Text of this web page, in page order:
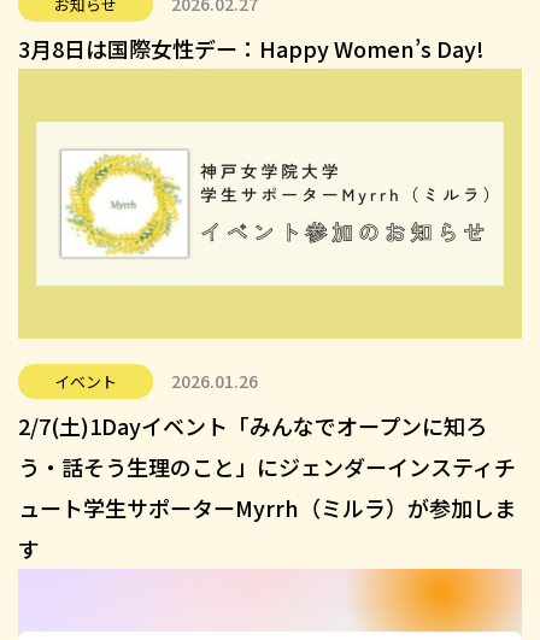
3月8日は国際女性デー：Happy Women’s Day!
イベント 2026.01.26
2/7(土)1Dayイベント「みんなでオープンに知ろ
う・話そう生理のこと」にジェンダーインスティチ
ュート学生サポーターMyrrh（ミルラ）が参加しま
す